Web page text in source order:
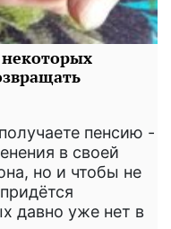
пенсию -
в своей
но и чтобы не
давно уже нет в